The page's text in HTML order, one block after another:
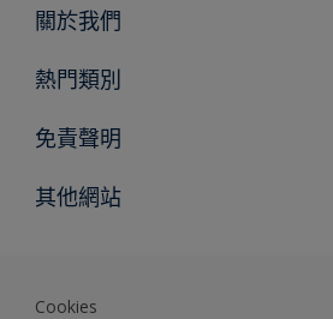
關於我們
聯絡我們
熱門類別
尋找顏色
專家見解
免責聲明
色彩準確度
其他網站
Cookies